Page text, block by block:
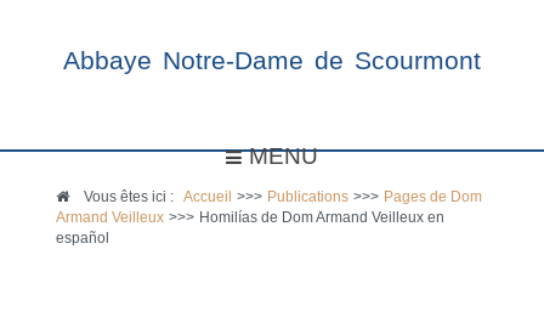
Abbaye Notre-Dame de Scourmont
MENU
Vous êtes ici :Accueil >>> Publications >>> Pages de Dom
Armand Veilleux >>> Homilías de Dom Armand Veilleux en
español